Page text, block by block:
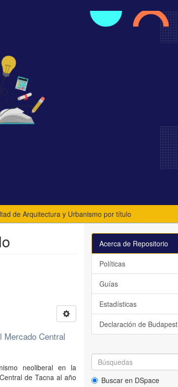
de Arquitectura y Urbanismo por título
Mercado Central
neoliberal en la
de Tacna al año
Acerca de Repositorio
Políticas
Guías
Estadísticas
Declaración de Budapest
Buscar en DSpace